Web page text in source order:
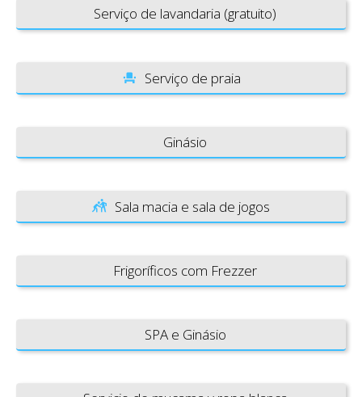
Serviço de lavandaria (gratuito)
Serviço de praia
Ginásio
Sala macia e sala de jogos
Frigoríficos com Frezzer
SPA e Ginásio